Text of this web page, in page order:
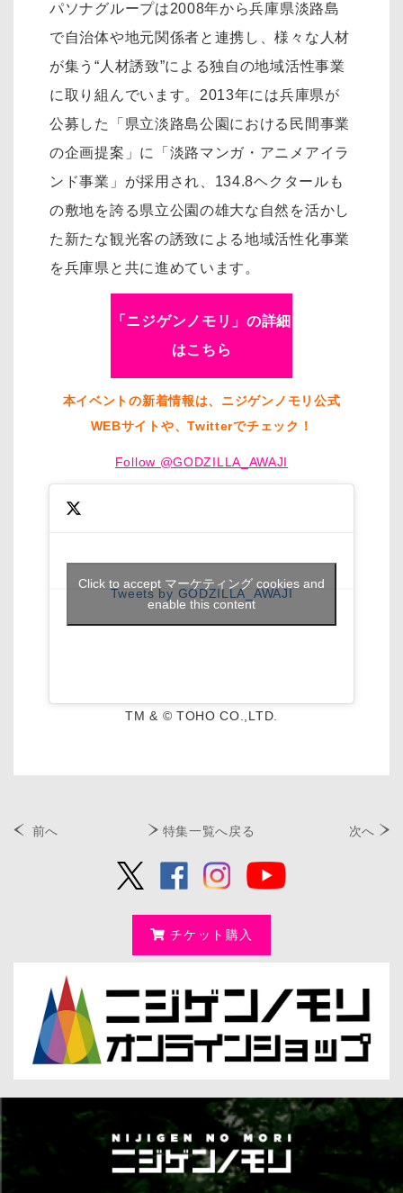
パソナグループは2008年から兵庫県淡路島
で自治体や地元関係者と連携し、様々な人材
が集う“人材誘致”による独自の地域活性事業
に取り組んでいます。2013年には兵庫県が
公募した「県立淡路島公園における民間事業
の企画提案」に「淡路マンガ・アニメアイラ
ンド事業」が採用され、134.8ヘクタールも
の敷地を誇る県立公園の雄大な自然を活かし
た新たな観光客の誘致による地域活性化事業
を兵庫県と共に進めています。
「ニジゲンノモリ」の詳細
はこちら
本イベントの新着情報は、ニジゲンノモリ公式
WEBサイトや、Twitterでチェック！
Follow @GODZILLA_AWAJI
Tweets by GODZILLA_AWAJI
Click to accept マーケティング cookies and
enable this content
TM & © TOHO CO.,LTD.
前へ 特集一覧へ戻る 次へ
チケット購入